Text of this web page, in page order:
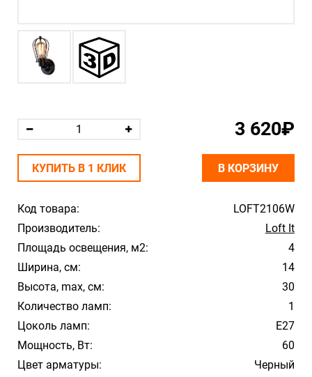
Код товара:
LOFT2106W
Производитель:
Loft It
Площадь освещения, м2:
4
Ширина, см:
14
Высота, max, см:
30
Количество ламп:
1
Цоколь ламп:
E27
Мощность, Вт:
60
Цвет арматуры:
Черный
3 620₽
КУПИТЬ В 1 КЛИК В КОРЗИНУ